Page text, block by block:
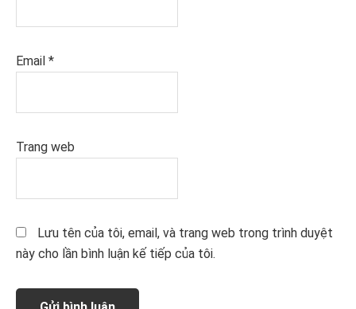
Email *
Trang web
Lưu tên của tôi, email, và trang web trong trình duyệt
này cho lần bình luận kế tiếp của tôi.